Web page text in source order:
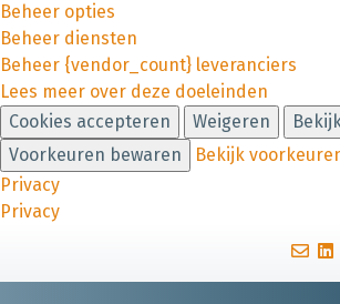
Beheer opties
Beheer diensten
Beheer {vendor_count} leveranciers
Lees meer over deze doeleinden
Cookies accepteren
Weigeren
Voorkeuren bewaren
Bekijk
Privacy
Privacy